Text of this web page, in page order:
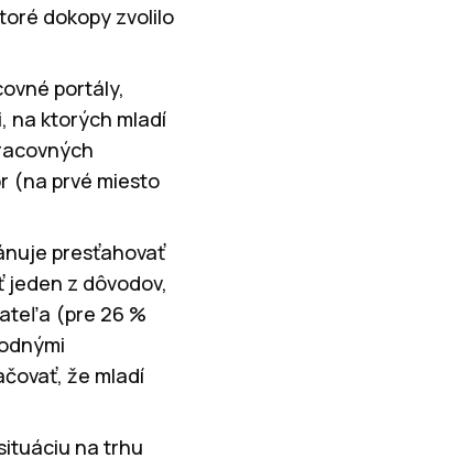
dokopy zvolilo
portály,
na ktorých mladí
(na prvé miesto
presťahovať
jeden z dôvodov,
(pre 26 %
že mladí
na trhu